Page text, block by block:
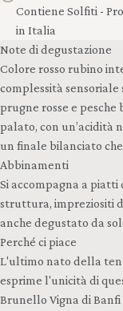
Contiene Solfiti -
in Italia
Note di degustazione
Colore rosso rubino
complessità
prugne rosse e pesche
palato, con un’acidità
un finale bilanciato
Abbinamenti
Si accompagna a piatti
struttura, impreziositi
anche degustato da
Perché ci piace
L'ultimo nato della
esprime l'unicità di
Brunello Vigna di Banfi